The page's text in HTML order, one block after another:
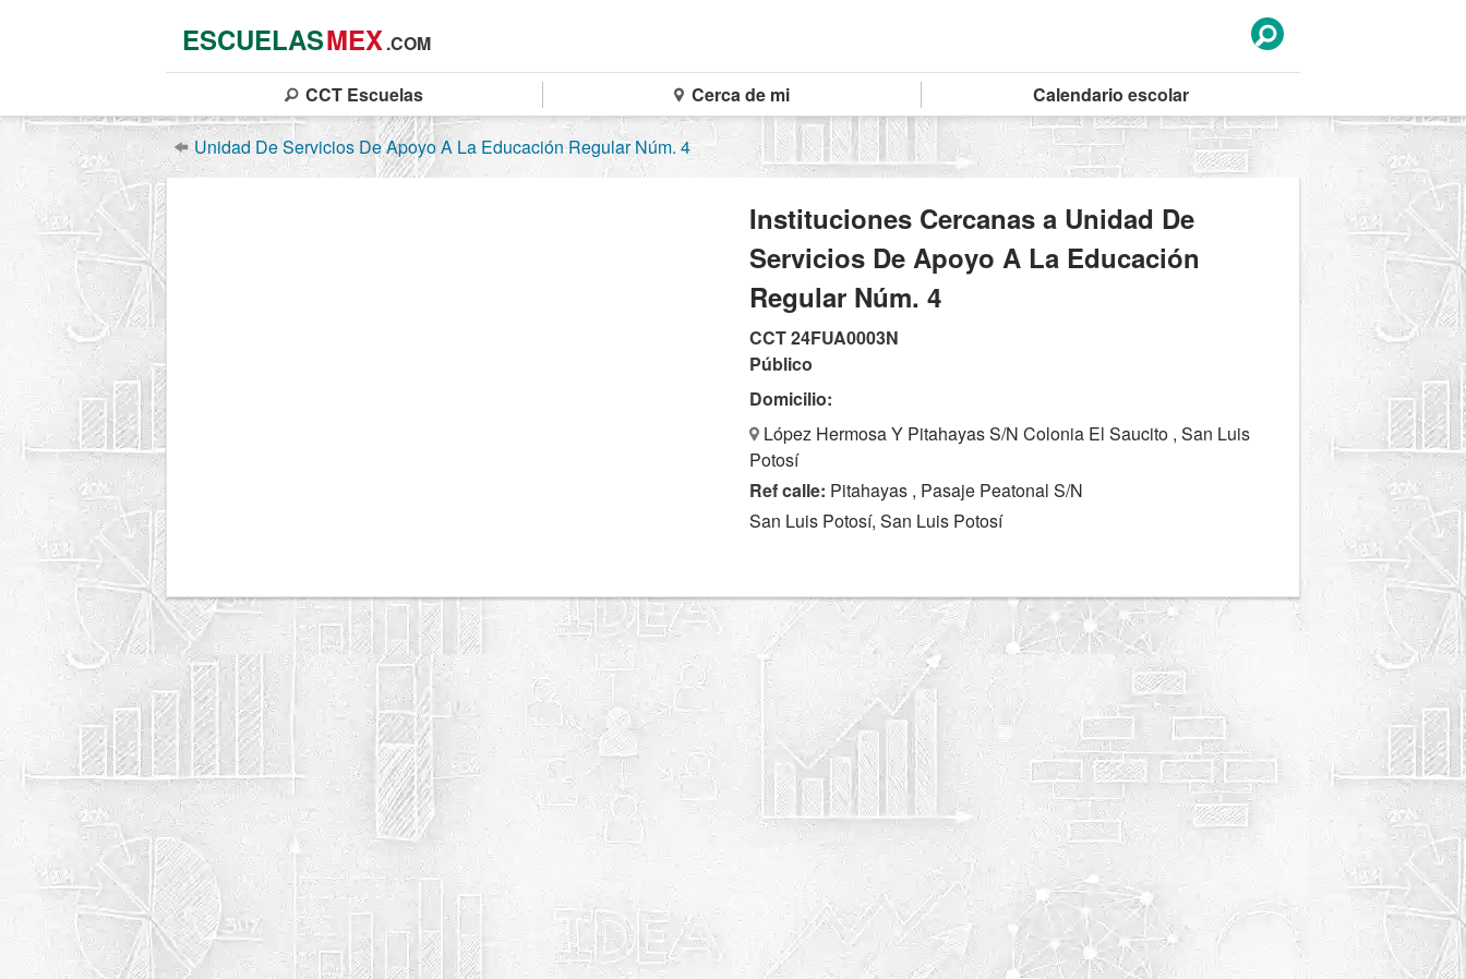
ESCUELASMEX.COM
CCT Escuelas Cerca de mi Calendario escolar
Unidad De Servicios De Apoyo A La Educación Regular Núm. 4
Instituciones Cercanas a Unidad De
Servicios De Apoyo A La Educación
Regular Núm. 4
CCT 24FUA0003N
Público
Domicilio:
López Hermosa Y Pitahayas S/N Colonia El Saucito , San Luis
Potosí
Ref calle: Pitahayas , Pasaje Peatonal S/N
San Luis Potosí, San Luis Potosí